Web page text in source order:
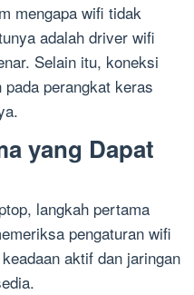
mengapa wifi tidak
adalah driver wifi
Selain itu, koneksi
perangkat keras
yang Dapat
langkah pertama
pengaturan wifi
aktif dan jaringan